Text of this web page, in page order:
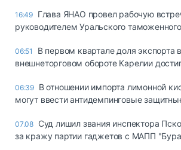
16:49 Глава ЯНАО провел рабочую
руководителем Уральского
06:51
В первом квартале доля экспорта
внешнеторговом обороте Карелии
06:39 В отношении импорта лимонной
могут ввести антидемпинговые
07.08 Суд лишил звания инспектора
за кражу партии гаджетов с МАПП